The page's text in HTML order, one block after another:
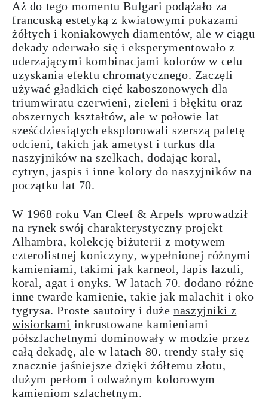
Aż do tego momentu Bulgari podążało za
francuską estetyką z kwiatowymi pokazami
żółtych i koniakowych diamentów, ale w ciągu
dekady oderwało się i eksperymentowało z
uderzającymi kombinacjami kolorów w celu
uzyskania efektu chromatycznego. Zaczęli
używać gładkich cięć kaboszonowych dla
triumwiratu czerwieni, zieleni i błękitu oraz
obszernych kształtów, ale w połowie lat
sześćdziesiątych eksplorowali szerszą paletę
odcieni, takich jak ametyst i turkusdla
naszyjników na szelkach, dodając koral,
cytryn, jaspis i inne kolory do naszyjników na
początku lat 70.
W 1968 roku Van Cleef & Arpels wprowadził
na rynek swój charakterystyczny projekt
Alhambra, kolekcjębiżuterii z motywem
czterolistnej koniczyny, wypełnionej różnymi
kamieniami, takimi jak karneol, lapis lazuli,
koral, agat i onyks. W latach 70. dodano różne
inne twarde kamienie, takie jak malachit i oko
tygrysa. Proste sautoiry i dużenaszyjniki z
wisiorkami inkrustowane kamieniami
półszlachetnymi dominowały w modzie przez
całą dekadę, ale w latach 80. trendy stały się
znacznie jaśniejsze dzięki żółtemu złotu,
dużym perłom i odważnym kolorowym
kamieniom szlachetnym.